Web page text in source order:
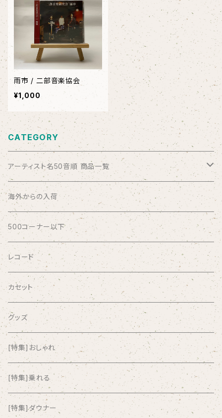
雨市 / 二部音楽協会
¥1,000
CATEGORY
アーティスト名50音順 商品一覧
ABSOLUTE LOSERS
AFRICA
AGU
AIRCRAFT
airlie
AKUTAGAWA FANCLUB
ALKASILKA
all about paradise
海外からの入荷
500コーナー以下
レコード
カセット
グッズ
[特集]おしゃれ
[特集]乗れる
[特集]ダウナー